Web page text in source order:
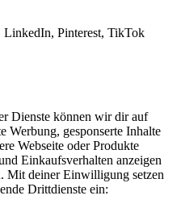
Pinterest, TikTok
Dienste können wir dir auf
Werbung, gesponserte Inhalte
Webseite oder Produkte
Einkaufsverhalten anzeigen
Mit deiner Einwilligung setzen
Drittdienste ein: